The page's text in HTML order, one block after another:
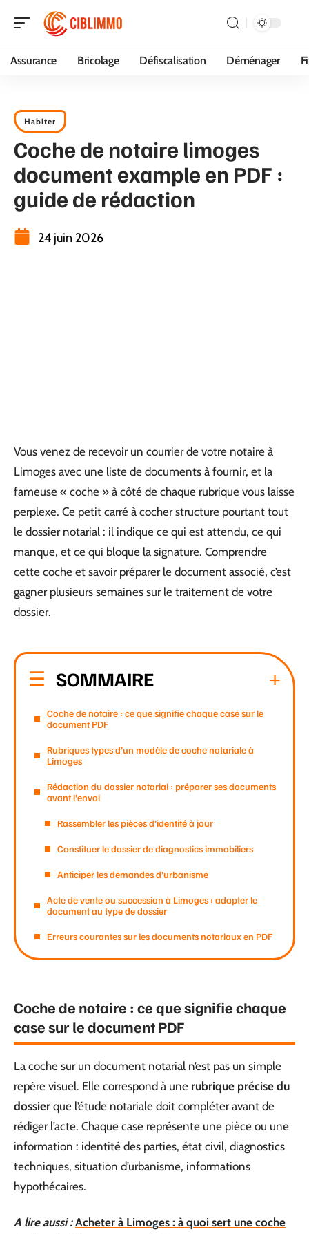
Assurance Bricolage Défiscalisation Déménager
Habiter
Coche de notaire limoges
document example en PDF :
guide de rédaction
24 juin 2026
Vous venez de recevoir un courrier de votre notaire à
Limoges avec une liste de documents à fournir, et la
fameuse « coche » à côté de chaque rubrique vous laisse
perplexe. Ce petit carré à cocher structure pourtant tout
le dossier notarial : il indique ce qui est attendu, ce qui
manque, et ce qui bloque la signature. Comprendre
cette coche et savoir préparer le document associé, c’est
gagner plusieurs semaines sur le traitement de votre
dossier.
SOMMAIRE
Coche de notaire : ce que signifie chaque case sur le
document PDF
Rubriques types d’un modèle de coche notariale à
Limoges
Rédaction du dossier notarial : préparer ses documents
avant l’envoi
Rassembler les pièces d’identité à jour
Constituer le dossier de diagnostics immobiliers
Anticiper les demandes d’urbanisme
Acte de vente ou succession à Limoges : adapter le
document au type de dossier
Erreurs courantes sur les documents notariaux en PDF
Coche de notaire : ce que signifie chaque
case sur le document PDF
La coche sur un document notarial n’est pas un simple
repère visuel. Elle correspond à une rubrique précise du
dossier que l’étude notariale doit compléter avant de
rédiger l’acte. Chaque case représente une pièce ou une
information : identité des parties, état civil, diagnostics
techniques, situation d’urbanisme, informations
hypothécaires.
A lire aussi : Acheter à Limoges : à quoi sert une coche